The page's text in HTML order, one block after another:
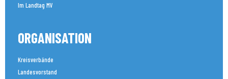
Im Landtag MV
ORGANISATION
Kreisverbände
Landesvorstand